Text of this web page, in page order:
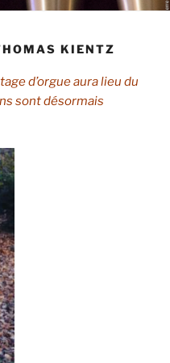
KIENTZ
d’orgue aura lieu du
sont désormais